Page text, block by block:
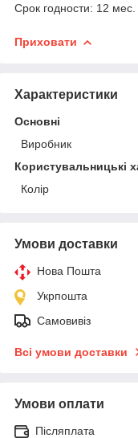
Срок годности: 12 мес.
Приховати
Характеристики
Основні
Виробник
Користувальницькі
Колір
Умови доставки
Нова Пошта
Укрпошта
Самовивіз
Всі умови доставки
Умови оплати
Післяплата